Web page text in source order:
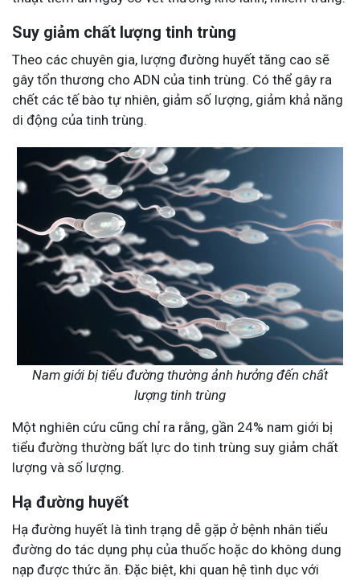
Suy giảm chất lượng tinh trùng
Theo các chuyên gia, lượng đường huyết tăng cao sẽ
gây tổn thương cho ADN của tinh trùng. Có thể gây ra
chết các tế bào tự nhiên, giảm số lượng, giảm khả năng
di động của tinh trùng.
Nam giới bị tiểu đường thường ảnh hưởng đến chất
lượng tinh trùng
Một nghiên cứu cũng chỉ ra rằng, gần 24% nam giới bị
tiểu đường thường bất lực do tinh trùng suy giảm chất
lượng và số lượng.
Hạ đường huyết
Hạ đường huyết là tình trạng dễ gặp ở bệnh nhân tiểu
đường do tác dụng phụ của thuốc hoặc do không dung
nạp được thức ăn. Đặc biệt, khi quan hệ tình dục với